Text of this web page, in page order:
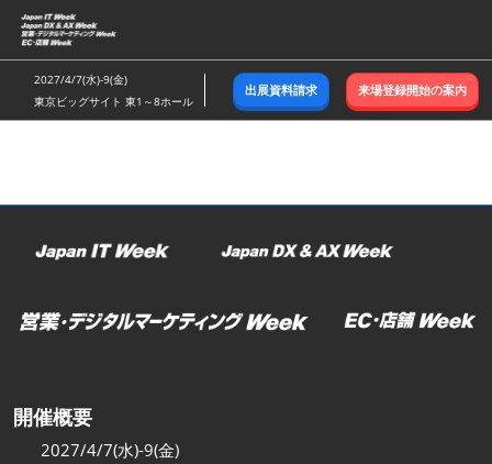
ス
キ
ッ
し
む
2027/4/7(水)-9(金)
東京ビッグサイト 東1～8ホール
出展資料請求 来場登録開始の案内
開催概要
2027/4/7(水)-9(金)